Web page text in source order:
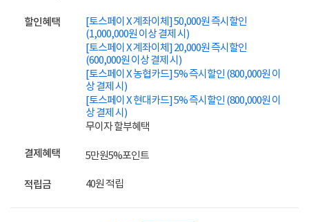
할인혜택
[토스페이 X 계좌이체] 50,000원 즉시할인
(1,000,000원 이상 결제 시)
[토스페이 X 계좌이체] 20,000원 즉시할인
(600,000원 이상 결제 시)
[토스페이 X 농협카드] 5% 즉시할인 (800,000원 이
상 결제 시)
[토스페이 X 현대카드] 5% 즉시할인 (800,000원 이
상 결제 시)
무이자 할부혜택
결제혜택 5만원5%포인트
적립금 40원 적립